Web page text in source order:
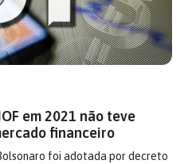
em 2021 não teve
financeiro
foi adotada por decreto